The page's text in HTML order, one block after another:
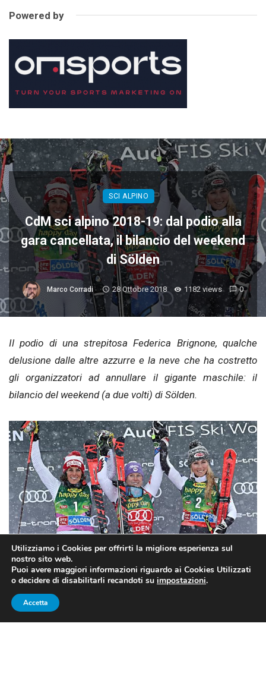
Powered by
SCI ALPINO
CdM sci alpino 2018-19: dal podio alla
gara cancellata, il bilancio del weekend
di Sölden
Marco Corradi 28 Ottobre 2018 1182 views 0
Il podio di una strepitosa Federica Brignone, qualche
delusione dalle altre azzurre e la neve che ha costretto
gli organizzatori ad annullare il gigante maschile: il
bilancio del weekend (a due volti) di Sölden.
CDM SCI ALPINO 2018-19:
FEDERICA BRIGNONE, CHE
Utilizziamo i Cookies per offrirti la migliore esperienza sul
nostro sito web.
Puoi avere maggiori informazioni riguardo ai Cookies Utilizzati
o decidere di disabilitarli recandoti su impostazioni.
Accetta